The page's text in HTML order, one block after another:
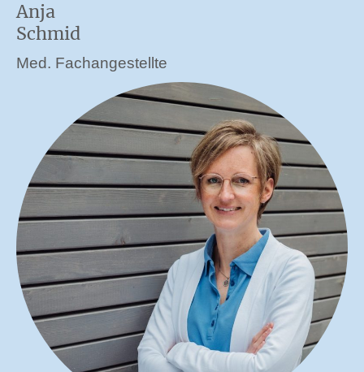
Anja
Schmid
Med. Fachangestellte